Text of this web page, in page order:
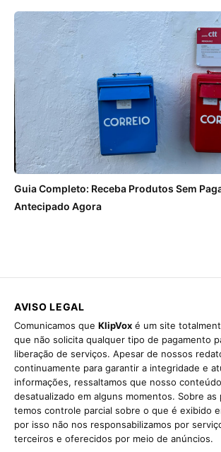
Guia Completo: Receba Produtos Sem
Antecipado Agora
AVISO LEGAL
Comunicamos que KlipVox é um site
que não solicita qualquer tipo de pagamento
liberação de serviços. Apesar de nossos
continuamente para garantir a integridade e
informações, ressaltamos que nosso
desatualizado em alguns momentos. Sobre as
temos controle parcial sobre o que é exibido
por isso não nos responsabilizamos por
terceiros e oferecidos por meio de anúncios.